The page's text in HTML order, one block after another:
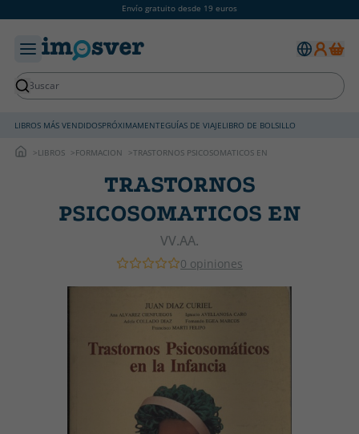
Envío gratuito desde 19 euros
LIBROS MÁS VENDIDOSPRÓXIMAMENTEGUÍAS DE VIAJELIBRO DE BOLSILLO
LIBROS FORMACION TRASTORNOS PSICOSOMATICOS EN
TRASTORNOS
PSICOSOMATICOS EN
VV.AA.
0 opiniones